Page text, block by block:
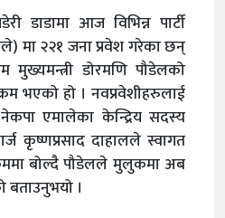
डाडामा आज विभिन्न पार्टी
मा २२१ जना प्रवेश गरेका छन्
मुख्यमन्त्री डोरमणि पौडेलको
भएको हो । नवप्रवेशीहरुलाई
नेकपा एमालेका केन्द्रिय सदस्य
कृष्णप्रसाद दाहालले स्वागत
बोल्दै पौडेलले मुलुकमा अब
।